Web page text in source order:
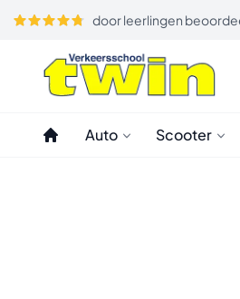
door leerlingen
Auto Scooter